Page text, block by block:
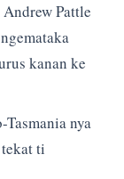
Pattle
kanan ke
nya
ti